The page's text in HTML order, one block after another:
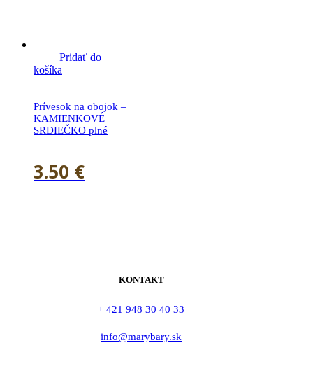
Pridať do
košíka
Prívesok na obojok –
KAMIENKOVÉ
SRDIEČKO plné
3.50 €
KONTAKT
+ 421 948 30 40 33
info@marybary.sk